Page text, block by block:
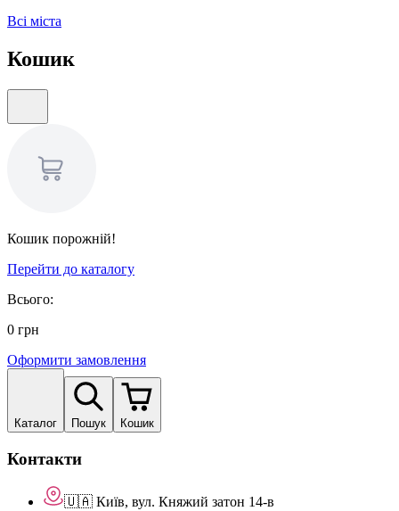
Всі міста
Кошик
Кошик порожній!
Перейти до каталогу
Всього:
0 грн
Оформити замовлення
Каталог Пошук Кошик
Контакти
🇺🇦 Київ, вул. Княжий затон 14-в